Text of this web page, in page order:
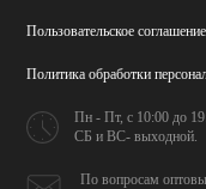
Пользовательское соглашение
Политика обработки
Пн - Пт, с 10:00 до
СБ и ВС- выходной.
По вопросам